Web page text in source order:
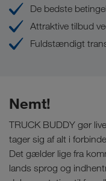
De bedste
Attraktive tilbud
Fuldstændigt
Nemt!
TRUCK BUDDY gør
tager sig af alt i
Det gælder lige fra
lands sprog og